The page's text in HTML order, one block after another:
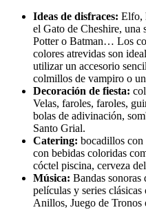
Ideas de disfraces: Elfo,
el Gato de Cheshire, una
Potter o Batman… Los
colores atrevidas son
utilizar un accesorio
colmillos de vampiro o
Decoración de fiesta:
Velas, faroles, faroles,
bolas de adivinación,
Santo Grial.
Catering: bocadillos con
con bebidas coloridas
cóctel piscina, cerveza
Música: Bandas sonoras
películas y series
Anillos, Juego de